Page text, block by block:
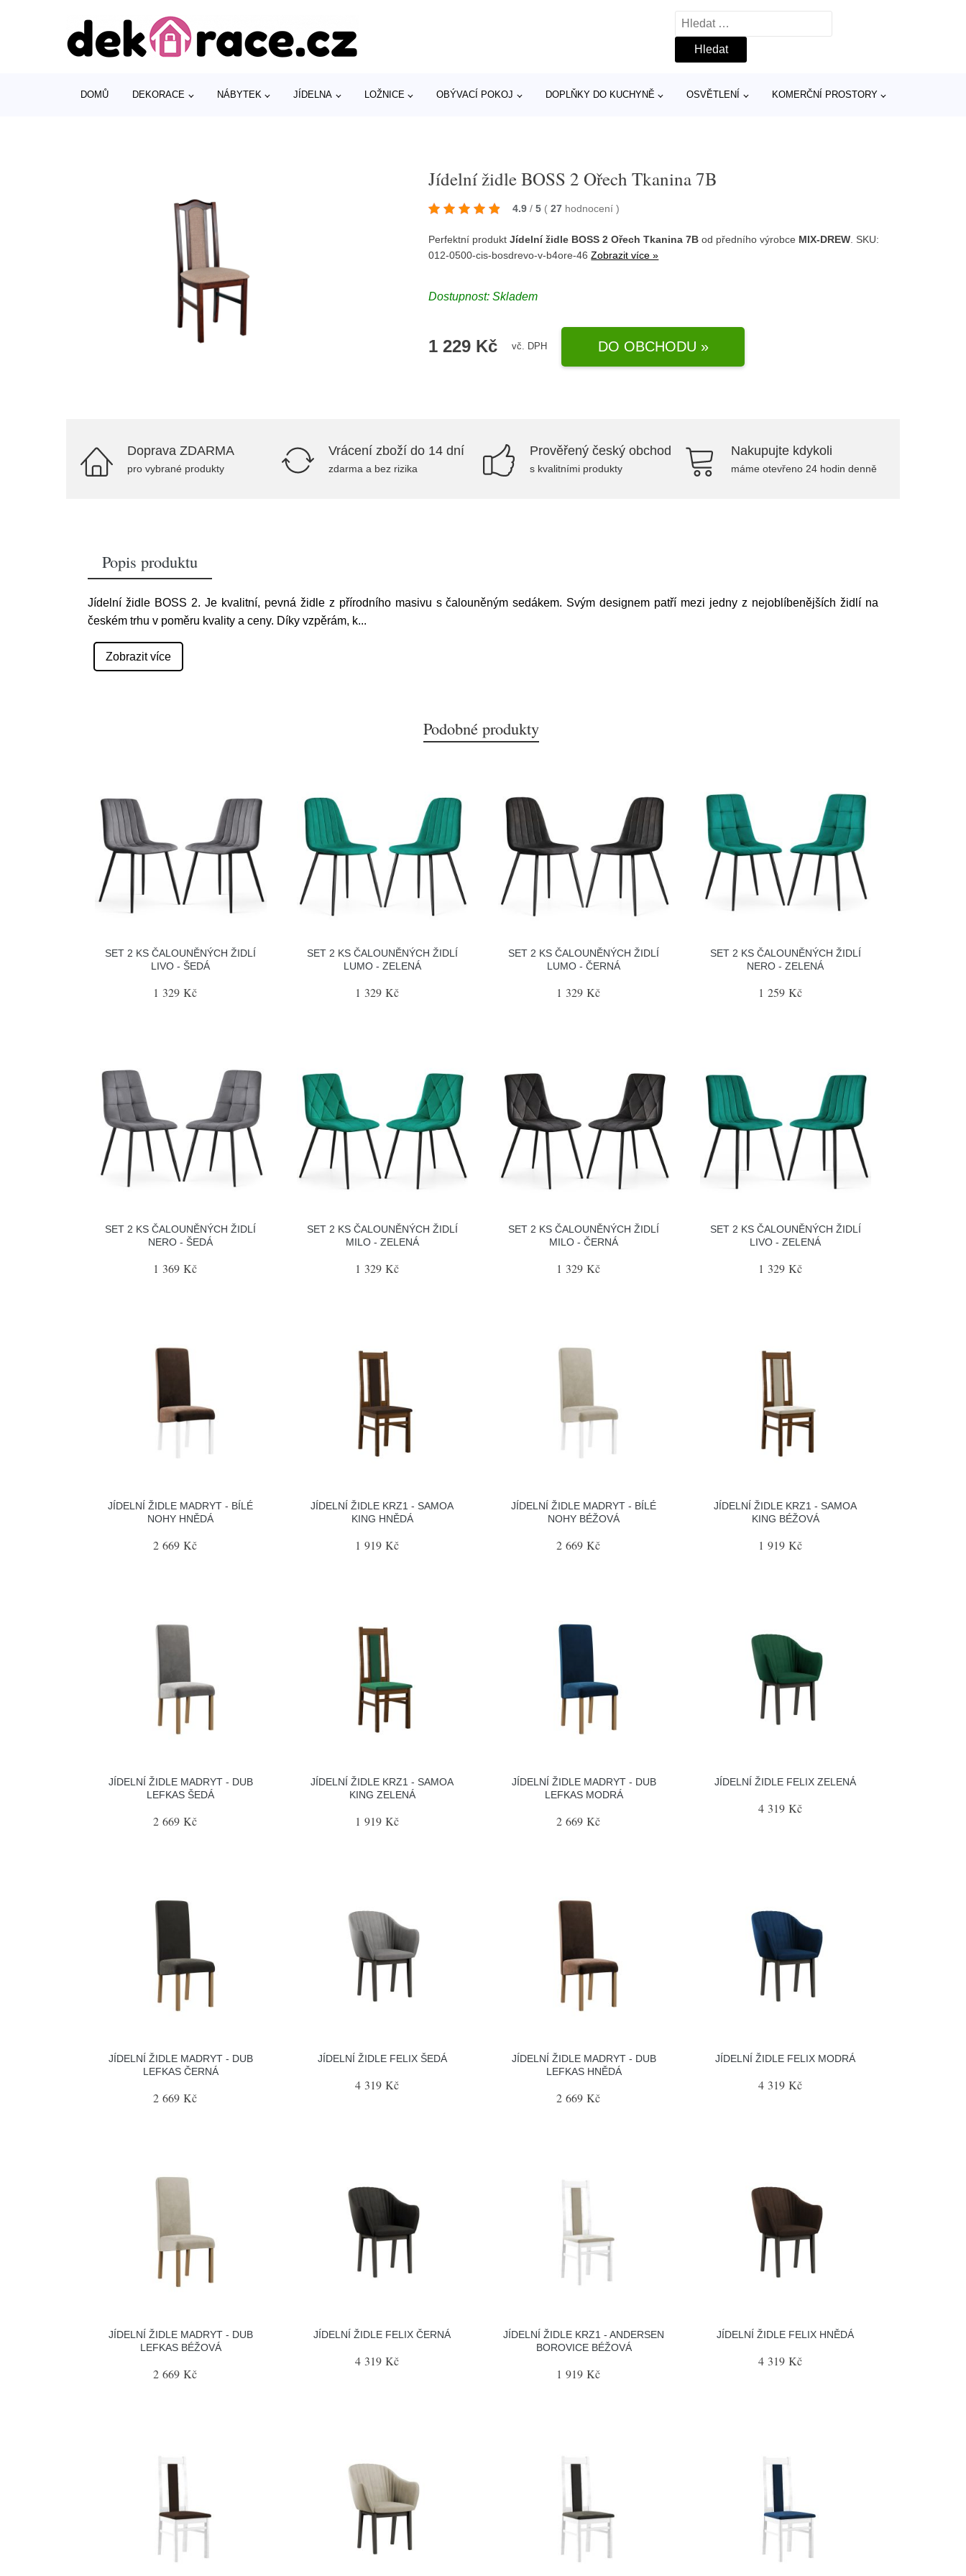
Vyhledávání
DOMŮ DEKORACE NÁBYTEK JÍDELNA LOŽNICE OBÝVACÍ POKOJ DOPLŇKY DO KUCHYNĚ OSVĚTLENÍ KOMERČNÍ PROSTORY
Jídelní židle BOSS 2 Ořech Tkanina 7B
4.9 / 5 ( 27 hodnocení)
Perfektní produktJídelní židle BOSS 2 Ořech Tkanina 7B od předního výrobce MIX-DREW . SKU:
012-0500-cis-bosdrevo-v-b4ore-46Zobrazit více »
Dostupnost: Skladem
1 229 Kč vč. DPH DO OBCHODU »
Doprava ZDARMA
pro vybrané produkty
Vrácení zboží do 14 dní
zdarma a bez rizika
Prověřený český obchod
s kvalitními produkty
Nakupujte kdykoli
máme otevřeno 24 hodin denně
Popis produktu
Jídelní židle BOSS 2. Je kvalitní, pevná židle z přírodního masivu s čalouněným sedákem. Svým designem patří mezi jedny z nejoblíbenějších židlí na
českém trhu v poměru kvality a ceny. Díky vzpěrám, k...
Zobrazit více
Podobné produkty
SET 2 KS ČALOUNĚNÝCH ŽIDLÍ
LIVO - ŠEDÁ
1 329 Kč
SET 2 KS ČALOUNĚNÝCH ŽIDLÍ
LUMO - ZELENÁ
1 329 Kč
SET 2 KS ČALOUNĚNÝCH ŽIDLÍ
LUMO - ČERNÁ
1 329 Kč
SET 2 KS ČALOUNĚNÝCH ŽIDLÍ
NERO - ZELENÁ
1 259 Kč
SET 2 KS ČALOUNĚNÝCH ŽIDLÍ
NERO - ŠEDÁ
1 369 Kč
SET 2 KS ČALOUNĚNÝCH ŽIDLÍ
MILO - ZELENÁ
1 329 Kč
SET 2 KS ČALOUNĚNÝCH ŽIDLÍ
MILO - ČERNÁ
1 329 Kč
SET 2 KS ČALOUNĚNÝCH ŽIDLÍ
LIVO - ZELENÁ
1 329 Kč
JÍDELNÍ ŽIDLE MADRYT - BÍLÉ
NOHY HNĚDÁ
2 669 Kč
JÍDELNÍ ŽIDLE KRZ1 - SAMOA
KING HNĚDÁ
1 919 Kč
JÍDELNÍ ŽIDLE MADRYT - BÍLÉ
NOHY BÉŽOVÁ
2 669 Kč
JÍDELNÍ ŽIDLE KRZ1 - SAMOA
KING BÉŽOVÁ
1 919 Kč
JÍDELNÍ ŽIDLE MADRYT - DUB
LEFKAS ŠEDÁ
2 669 Kč
JÍDELNÍ ŽIDLE KRZ1 - SAMOA
KING ZELENÁ
1 919 Kč
JÍDELNÍ ŽIDLE MADRYT - DUB
LEFKAS MODRÁ
2 669 Kč
JÍDELNÍ ŽIDLE FELIX ZELENÁ
4 319 Kč
JÍDELNÍ ŽIDLE MADRYT - DUB
LEFKAS ČERNÁ
2 669 Kč
JÍDELNÍ ŽIDLE FELIX ŠEDÁ
4 319 Kč
JÍDELNÍ ŽIDLE MADRYT - DUB
LEFKAS HNĚDÁ
2 669 Kč
JÍDELNÍ ŽIDLE FELIX MODRÁ
4 319 Kč
JÍDELNÍ ŽIDLE MADRYT - DUB
LEFKAS BÉŽOVÁ
2 669 Kč
JÍDELNÍ ŽIDLE FELIX ČERNÁ
4 319 Kč
JÍDELNÍ ŽIDLE KRZ1 - ANDERSEN
BOROVICE BÉŽOVÁ
1 919 Kč
JÍDELNÍ ŽIDLE FELIX HNĚDÁ
4 319 Kč